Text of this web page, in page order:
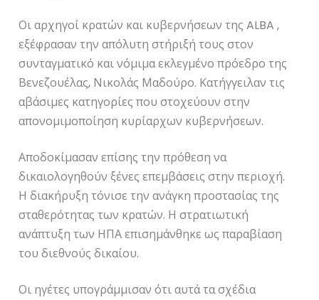
Οι αρχηγοί κρατών και κυβερνήσεων της ALBA ,
εξέφρασαν την απόλυτη στήριξή τους στον
συνταγματικό και νόμιμα εκλεγμένο πρόεδρο της
Βενεζουέλας, Νικολάς Μαδούρο. Κατήγγειλαν τις
αβάσιμες κατηγορίες που στοχεύουν στην
απονομιμοποίηση κυρίαρχων κυβερνήσεων.
Αποδοκίμασαν επίσης την πρόθεση να
δικαιολογηθούν ξένες επεμβάσεις στην περιοχή.
Η διακήρυξη τόνισε την ανάγκη προστασίας της
σταθερότητας των κρατών. Η στρατιωτική
ανάπτυξη των ΗΠΑ επισημάνθηκε ως παραβίαση
του διεθνούς δικαίου.
Οι ηγέτες υπογράμμισαν ότι αυτά τα σχέδια